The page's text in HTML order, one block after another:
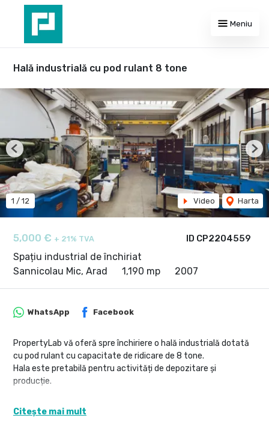
Meniu
Hală industrială cu pod rulant 8 tone
ID CP2204559
5,000 € + 21% TVA
Spațiu industrial de închiriat
Sannicolau Mic, Arad
1,190 mp 2007
1 / 12 Video Harta
Previous
WhatsApp Facebook
PropertyLab vă oferă spre închiriere o hală industrială dotată
cu pod rulant cu capacitate de ridicare de 8 tone.
Hala este pretabilă pentru activități de depozitare și
producție.
Caracteristici imobil:
Citește mai mult